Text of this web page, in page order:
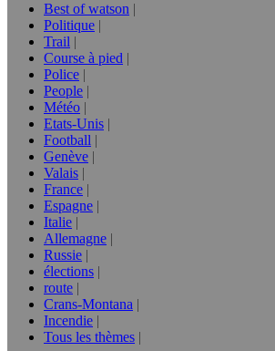
Best of watson
Politique
Trail
Course à pied
Police
People
Météo
Etats-Unis
Football
Genève
Valais
France
Espagne
Italie
Allemagne
Russie
élections
route
Crans-Montana
Incendie
Tous les thèmes